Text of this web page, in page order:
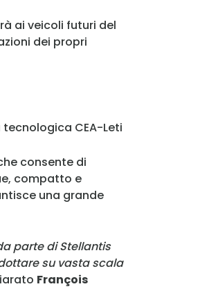
Accedi
ai veicoli futuri del
dei propri
CEA-Leti
consente di
compatto e
una grande
parte di Stellantis
su vasta scala
François